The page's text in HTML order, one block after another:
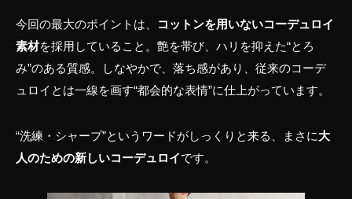
今回の最大のポイントは、
コットンを用いないコーデュロイ
素材を採用していること。艶を帯び、ハリを抑えた“とろ
み”のある質感。しなやかで、落ち感があり、従来のコーデ
ュロイとは一線を画す“都会的な表情”に仕上がっています。
“洗練・シャープ”というワードがしっくりと来る、まさに大
人のための新しいコーデュロイです。